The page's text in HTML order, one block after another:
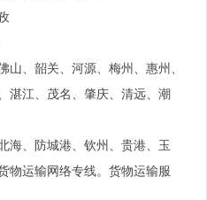
、韶关、河源、梅州、惠州、
湛江、茂名、肇庆、清远、潮
海、防城港、钦州、贵港、玉
物运输网络专线。货物运输服